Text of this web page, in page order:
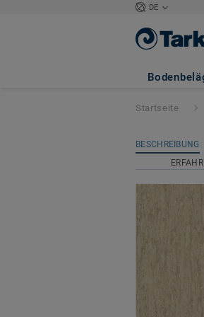
DE
iQ
Startseite
BESCHREIBUNG